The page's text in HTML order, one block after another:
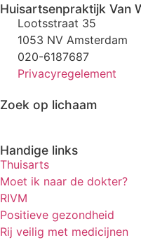
Huisartsenpraktijk Van
Lootsstraat 35
1053 NV Amsterdam
020-6187687
Privacyregelement
Zoek op lichaam
Handige links
Thuisarts
Moet ik naar de dokter?
RIVM
Positieve gezondheid
Rij veilig met medicijnen